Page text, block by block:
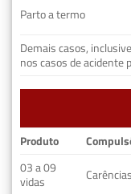
Parto a termo
Demais casos,
nos casos de acidente
Produto
03 a 09
vidas